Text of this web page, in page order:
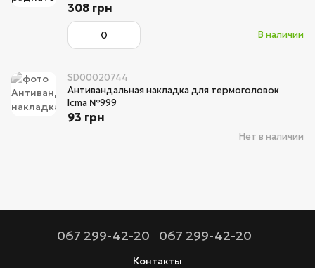
В наличии
308 грн
SD00020744
Антивандальная накладка для термоголовок
Icma №999
Нет в наличии
93 грн
067 299-42-20 067 299-42-20
Контакты